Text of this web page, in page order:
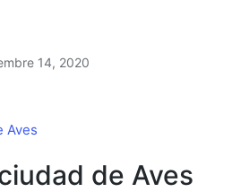
14, 2020
de Aves